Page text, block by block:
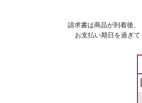
請求書は商品が到着後、
お支払い期日を過ぎ